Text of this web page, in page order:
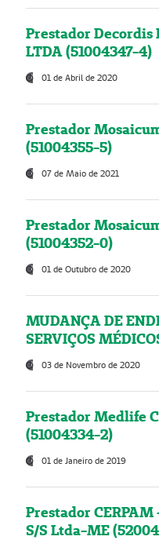
Prestador Decordis
LTDA (51004347-4)
01 de Abril de 2020
Prestador
(51004355-5)
07 de Maio de 2021
Prestador
(51004352-0)
01 de Outubro de 2020
MUDANÇA DE
SERVIÇOS
03 de Novembro de 2020
Prestador Medlife
(51004334-2)
01 de Janeiro de 2019
Prestador
S/S Ltda-ME